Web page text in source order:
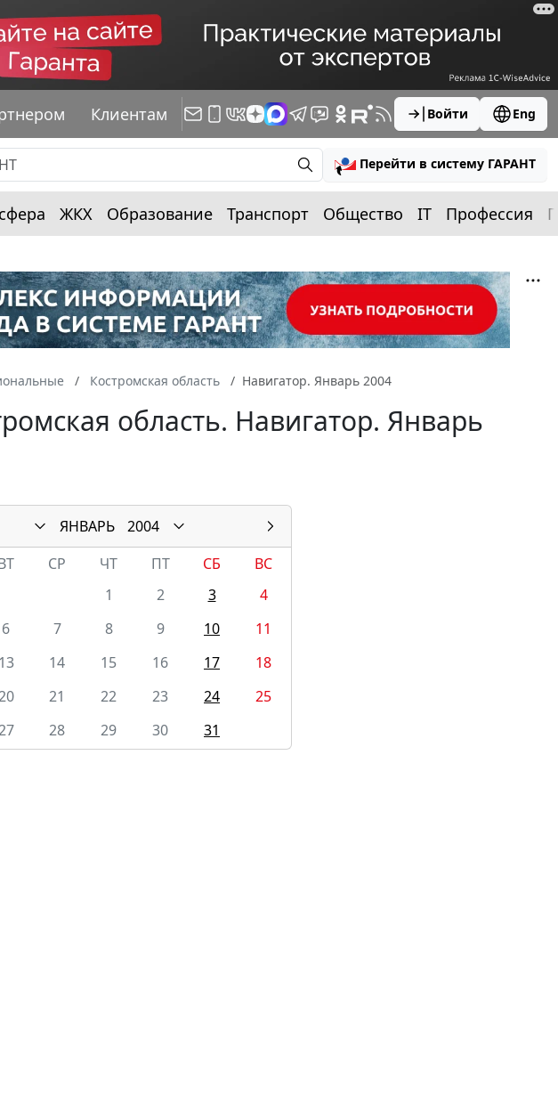
Клиентам Войти Eng
Перейти в систему ГАРАНТ
ЖКХ Образование Транспорт Общество IT Профессия
Костромская область Навигатор. Январь 2004
область. Навигатор. Январь
ЯНВАРЬ
2004
СР ЧТ ПТ СБ
ВС
1
2 3
4
6 7 8 9 10
11
13 14 15 16 17
18
21 22 23 24
25
28 29 30 31